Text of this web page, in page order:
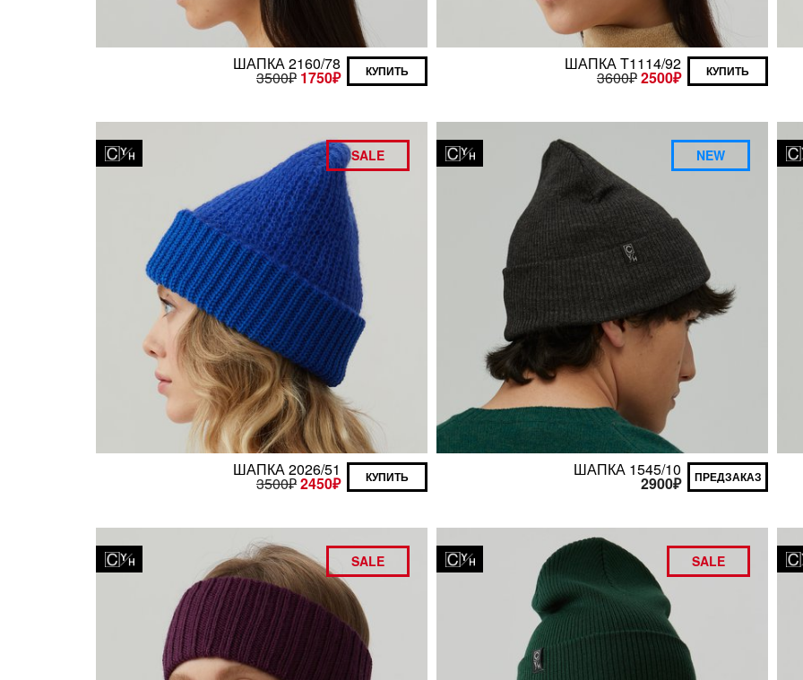
ШАПКА 2160/78
3500₽ 1750₽ КУПИТЬ ШАПКА T1114/92
3600₽2500₽ КУПИТЬ
SALE
ШАПКА 2026/51
3500₽2450₽ КУПИТЬ
NEW
ШАПКА 1545/10
2900₽ ПРЕДЗАКАЗ
SALE SALE